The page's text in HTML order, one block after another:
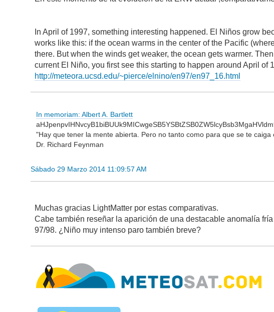
In April of 1997, something interesting happened. El Niños grow
works like this: if the ocean warms in the center of the Pacific
there. But when the winds get weaker, the ocean gets warmer.
current El Niño, you first see this starting to happen around April of
http://meteora.ucsd.edu/~pierce/elnino/en97/en97_16.html
In memoriam: Albert A. Bartlett
"Hay que tener la mente abierta. Pero no tanto como para que se te caiga
Dr. Richard Feynman
Sábado 29 Marzo 2014 11:09:57 AM
Muchas gracias LightMatter por estas comparativas.
Cabe también reseñar la aparición de una destacable anomalía
97/98. ¿Niño muy intenso paro también breve?